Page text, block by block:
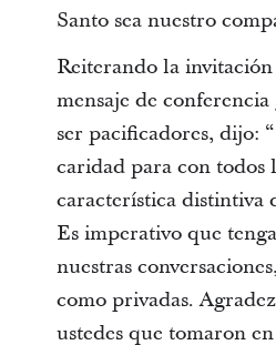
Santo sea nuestro
Reiterando la
mensaje de conferencia
ser pacificadores, dijo:
caridad para con todos
característica distintiva
Es imperativo que
nuestras
como privadas.
ustedes que tomaron